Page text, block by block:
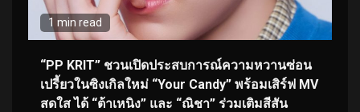
1 min read
“PP KRIT” ชวนเปิดประสบการณ์ความหวานซ่อน
เปรี้ยวในซิงเกิลใหม่ “Your Candy” พร้อมเสิร์ฟ MV
สดใส ได้ “ต้าเหนิง” และ “ณิชา” ร่วมเติมสีสัน